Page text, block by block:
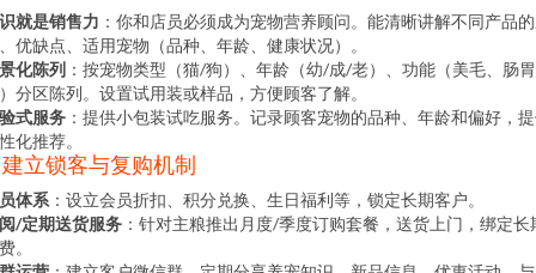
就是销售力 ：你和店员必须成为宠物营养顾问。能清晰讲解不同产品
优缺点、适用宠物（品种、年龄、健康状况）。
化陈列 ：按宠物类型（猫/狗）、年龄（幼/成/老）、功能（美毛、肠
分区陈列。设置试用装或样品，方便顾客了解。
式服务 ：提供小包装试吃服务。记录顾客宠物的品种、年龄和偏好，
化推荐。
建立锁客与复购机制
体系 ：设立会员折扣、积分兑换、生日福利等，锁定长期客户。
/定期送货服务 ：针对主粮推出月度/季度订购套餐，送货上门，绑定长
。